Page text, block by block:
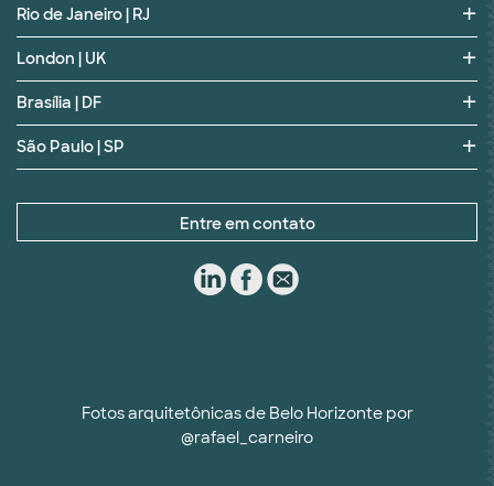
Rio de Janeiro | RJ
London | UK
Brasília | DF
São Paulo | SP
Entre em contato
Fotos arquitetônicas de Belo Horizonte por
@rafael_carneiro